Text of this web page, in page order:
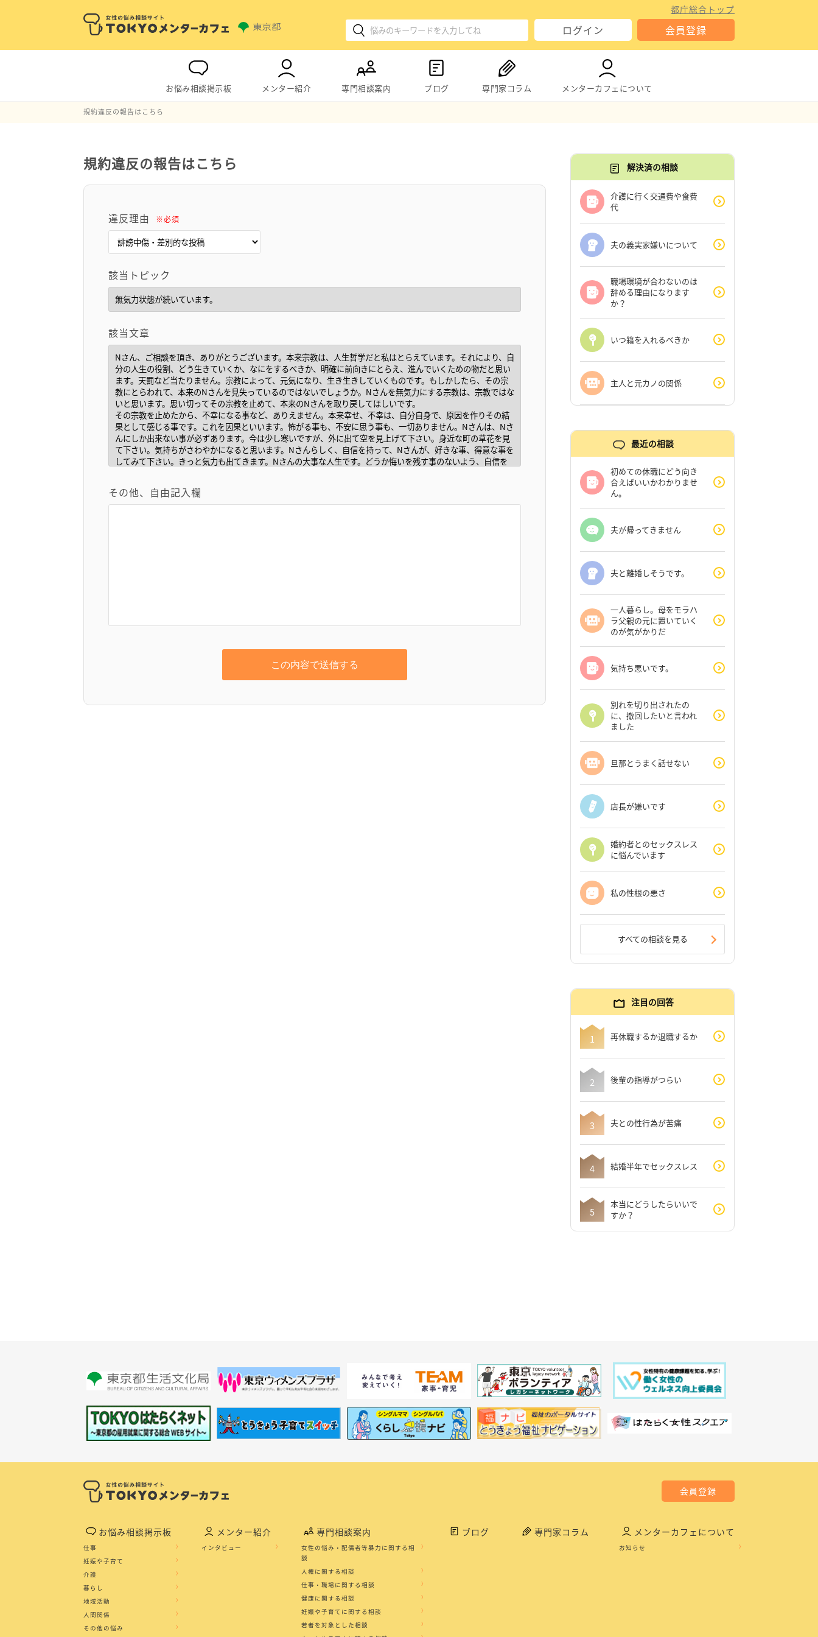
都庁総合トップ
ログイン 会員登録
お悩み相談掲示板 メンター紹介 専門相談案内 ブログ 専門家コラム メンターカフェについて
規約違反の報告はこちら
規約違反の報告はこちら
違反理由 ※必須
該当トピック
該当文章
その他、自由記入欄
この内容で送信する
解決済の相談
介護に行く交通費や食費
代
夫の義実家嫌いについて
職場環境が合わないのは
辞める理由になります
か？
いつ籍を入れるべきか
主人と元カノの関係
最近の相談
初めての休職にどう向き
合えばいいかわかりませ
ん。
夫が帰ってきません
夫と離婚しそうです。
一人暮らし。母をモラハ
ラ父親の元に置いていく
のが気がかりだ
気持ち悪いです。
別れを切り出されたの
に、撤回したいと言われ
ました
旦那とうまく話せない
店長が嫌いです
婚約者とのセックスレス
に悩んでいます
私の性根の悪さ
すべての相談を見る
注目の回答
再休職するか退職するか
後輩の指導がつらい
夫との性行為が苦痛
結婚半年でセックスレス
本当にどうしたらいいで
すか？
会員登録
お悩み相談掲示板
仕事
妊娠や子育て
介護
暮らし
地域活動
人間関係
その他の悩み
メンター紹介
インタビュー
専門相談案内
女性の悩み・配偶者等暴力に関する相
談
人権に関する相談
仕事・職場に関する相談
健康に関する相談
妊娠や子育てに関する相談
若者を対象とした相談
ブログ 専門家コラム メンターカフェについて
お知らせ